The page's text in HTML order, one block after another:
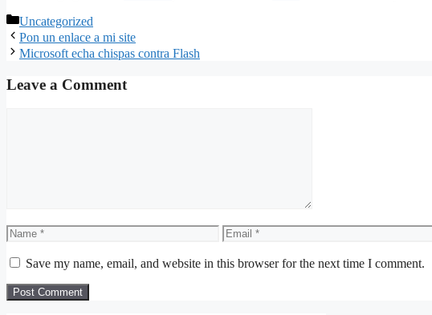
Categories
Uncategorized
Pon un enlace a mi site
Microsoft echa chispas contra Flash
Leave a Comment
Name Email
Save my name, email, and website in this browser for the next time I comment.